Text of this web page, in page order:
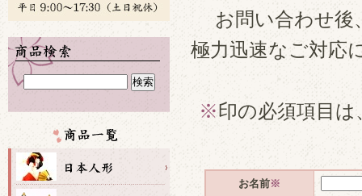
お問い合わせ後
極力迅速なご対応
※印の必須項目
お名前※